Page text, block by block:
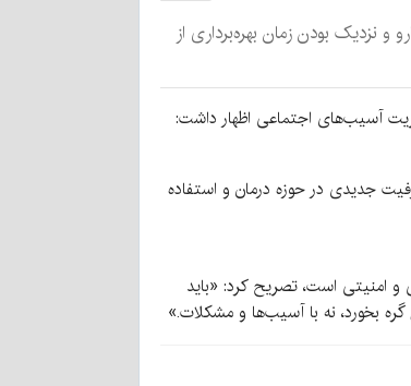
و نزدیک بودن زمان بهره‌برداری از
آسیب‌های اجتماعی اظهار داشت:
جدیدی در حوزه درمان و استفاده
و امنیتی است، تصریح کرد: «باید
بخورد، نه با آسیب‌ها و مشکلات.»